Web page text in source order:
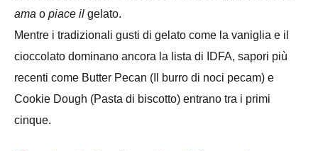
ama o piace il gelato.
Mentre i tradizionali gusti di gelato come la vaniglia e il
cioccolato dominano ancora la lista di IDFA, sapori più
recenti come Butter Pecan (Il burro di noci pecam) e
Cookie Dough (Pasta di biscotto) entrano tra i primi
cinque.